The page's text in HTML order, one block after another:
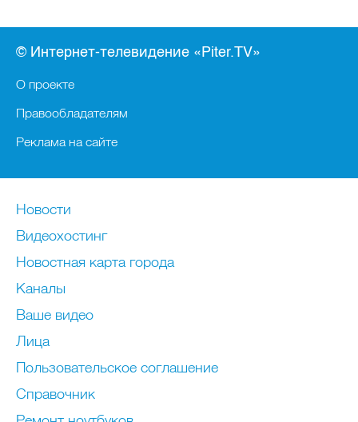
© Интернет-телевидение «Piter.TV»
О проекте
Правообладателям
Реклама на сайте
Новости
Видеохостинг
Новостная карта города
Каналы
Ваше видео
Лица
Пользовательское соглашение
Справочник